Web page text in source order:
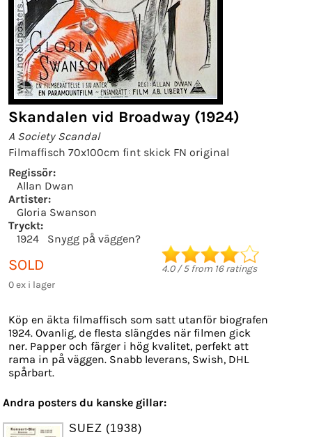
Skandalen vid Broadway (1924)
A Society Scandal
Filmaffisch 70x100cm fint skick FN original
Regissör:
Allan Dwan
Artister:
Gloria Swanson
Tryckt:
1924
Snygg på väggen?
SOLD
0 ex i lager
4.0/5from 16ratings
Köp en äkta filmaffisch som satt utanför biografen
1924. Ovanlig, de flesta slängdes när filmen gick
ner. Papper och färger i hög kvalitet, perfekt att
rama in på väggen. Snabb leverans, Swish, DHL
spårbart.
Andra posters du kanske gillar:
SUEZ (1938)